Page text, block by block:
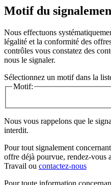
Motif du
Nous effectuons
légalité et la conformité des
contrôles vous constatez des
nous le signaler.
Sélectionnez un motif dans la
Motif:
Nous vous rappelons que le
interdit.
Pour tout signalement
offre déjà pourvue, rendez-vous
Travail ou contactez-nous
Pour toute information